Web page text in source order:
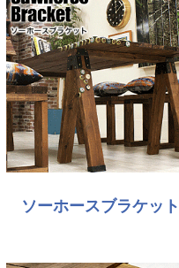
ソーホースブラケット